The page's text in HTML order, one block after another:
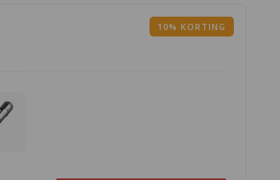
10% KORTING